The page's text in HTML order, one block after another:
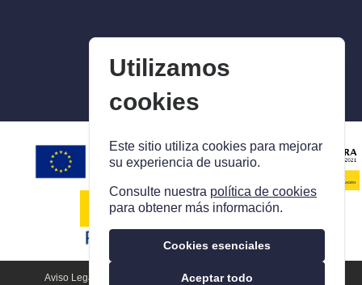
Aviso Legal Política De Privacidad Política De Cookies
Utilizamos
cookies
Este sitio utiliza cookies para mejorar
su experiencia de usuario.
Consulte nuestra política de cookies
para obtener más información.
Cookies esenciales
Aceptar todo